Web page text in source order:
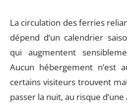
La circulation des ferries
dépend d’un calendrier
qui augmentent
Aucun hébergement n’est
certains visiteurs trouvent
passer la nuit, au risque